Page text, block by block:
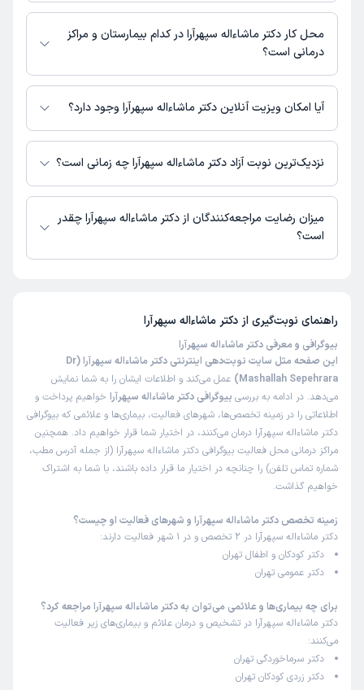
مطب میدان امام حسین : 02133334018
محل کار دکتر ماشاءاله سپهرآرا در کدام بیمارستان و مراکز
درمانی است؟
اطلاعاتی درباره محل فعالیت دکتر ماشاءاله سپهرآرا در مراکز درمانی در دسترس
نیست.
آیا امکان ویزیت آنلاین دکتر ماشاءاله سپهرآرا وجود دارد؟
در حال حاضر اطلاعاتی درباره ارائه ویزیت آنلاین توسط دکتر ماشاءاله سپهرآرا در
دسترس نیست. برای دریافت اطلاعات دقیق‌تر، لطفاً با مطب تماس بگیرید.
نزدیک‌ترین نوبت آزاد دکتر ماشاءاله سپهرآرا چه زمانی است؟
زمان نوبت‌دهی و پذیرش بیماران با هماهنگی مطب مشخص می‌شود.
میزان رضایت مراجعه‌کنندگان از دکتر ماشاءاله سپهرآرا چقدر
است؟
راهنمای نوبت‌گیری از دکتر ماشاءاله سپهرآرا
بیوگرافی و معرفی دکتر ماشاءاله سپهرآرا
این صفحه مثل سایت نوبت‌دهی اینترنتی دکتر ماشاءاله سپهرآرا (Dr
Mashallah Sepehrara)
عمل می‌کند و اطلاعات ایشان را به شما نمایش
می‌دهد. در ادامه به بررسی بیوگرافی دکتر ماشاءاله سپهرآرا خواهیم پرداخت و
اطلاعاتی را در زمینه تخصص‌ها، شهرهای فعالیت، بیماری‌ها و علائمی که بیوگرافی
دکتر ماشاءاله سپهرآرا درمان می‌کنند، در اختیار شما قرار خواهیم داد. همچنین
مراکز درمانی محل فعالیت بیوگرافی دکتر ماشاءاله سپهرآرا (از جمله آدرس مطب،
شماره تماس تلفن) را چنانچه در اختیار ما قرار داده باشند، با شما به اشتراک
خواهیم گذاشت.
زمینه تخصص دکتر ماشاءاله سپهرآرا و شهرهای فعالیت او چیست؟
دکتر ماشاءاله سپهرآرا در 2 تخصص و در 1 شهر فعالیت دارند:
دکتر کودکان و اطفال تهران
دکتر عمومی تهران
برای چه بیماری‌ها و علائمی می‌توان به دکتر ماشاءاله سپهرآرا مراجعه کرد؟
دکتر ماشاءاله سپهرآرا در تشخیص و درمان علائم و بیماری‌های زیر فعالیت
می‌کنند:
دکتر سرماخوردگی تهران
دکتر زردی کودکان تهران